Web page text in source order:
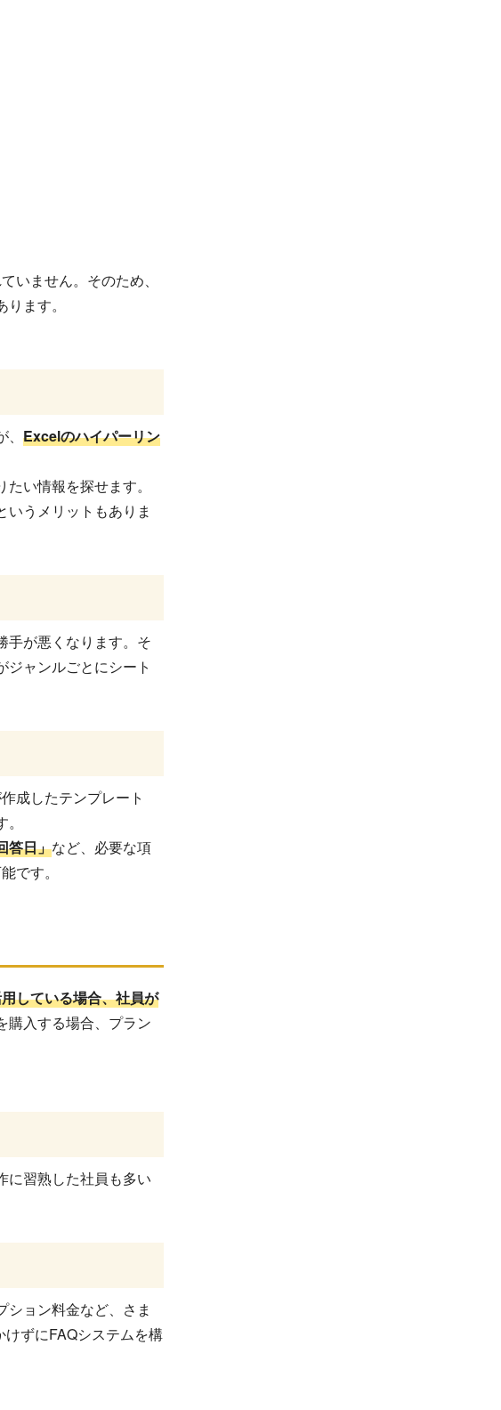
いません。そのため、
ます。
Excelのハイパーリン
い情報を探せます。
いうメリットもありま
手が悪くなります。そ
ャンルごとにシート
成したテンプレート
答日」など、必要な項
です。
している場合、社員が
購入する場合、プラン
に習熟した社員も多い
ョン料金など、さま
ずにFAQシステムを構